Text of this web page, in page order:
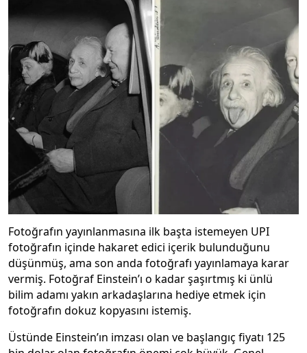
Fotoğrafın yayınlanmasına ilk başta istemeyen UPI
fotoğrafın içinde hakaret edici içerik bulunduğunu
düşünmüş, ama son anda fotoğrafı yayınlamaya karar
vermiş. Fotoğraf Einstein’ı o kadar şaşırtmış ki ünlü
bilim adamı yakın arkadaşlarına hediye etmek için
fotoğrafın dokuz kopyasını istemiş.
Üstünde Einstein’ın imzası olan ve başlangıç fiyatı 125